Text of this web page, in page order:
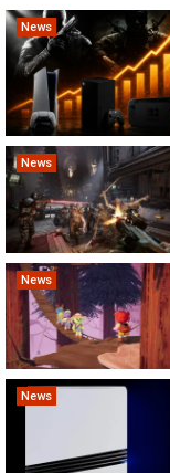
News
News
News
News